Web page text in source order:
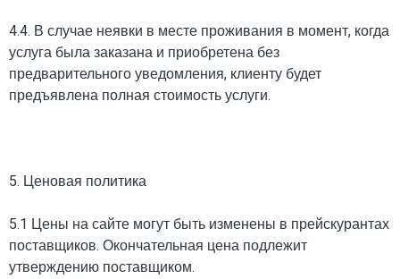
4.4. В случае неявки в месте проживания в момент, когда
услуга была заказана и приобретена без
предварительного уведомления, клиенту будет
предъявлена ​​полная стоимость услуги.
5. Ценовая политика
5.1 Цены на сайте могут быть изменены в прейскурантах
поставщиков. Окончательная цена подлежит
утверждению поставщиком.